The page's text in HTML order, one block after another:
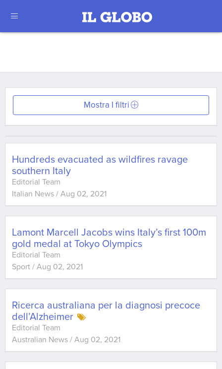
Mostra I filtri
Hundreds evacuated as wildfires ravage
southern Italy
Editorial Team
Italian News / Aug 02, 2021
Lamont Marcell Jacobs wins Italy’s first 100m
gold medal at Tokyo Olympics
Editorial Team
Sport / Aug 02, 2021
Ricerca australiana per la diagnosi precoce
dell’Alzheimer
Editorial Team
Australian News / Aug 02, 2021